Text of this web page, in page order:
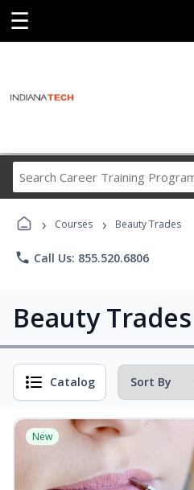
☰
Career
› Courses › Beauty Trades
phone Call Us: 855.520.6806
Beauty
Catalog
New